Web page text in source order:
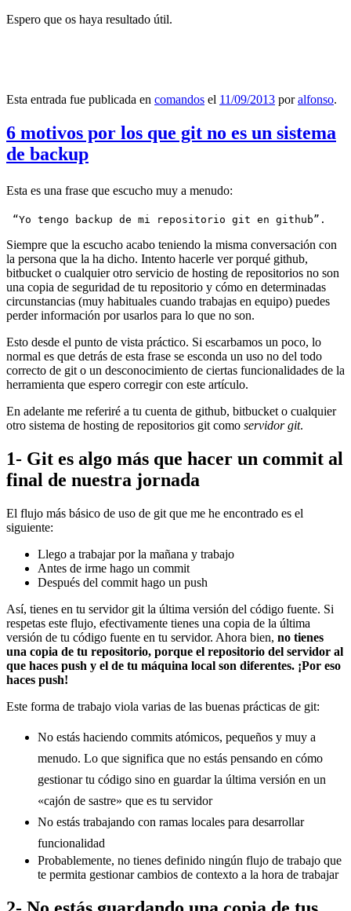
Espero que os haya resultado útil.
Esta entrada fue publicada en comandos el 11/09/2013 poralfonso.
6 motivos por los que git no es un sistema
de backup
Esta es una frase que escucho muy a menudo:
“Yo tengo backup de mi repositorio git en github”.
Siempre que la escucho acabo teniendo la misma conversación con
la persona que la ha dicho. Intento hacerle ver porqué github,
bitbucket o cualquier otro servicio de hosting de repositorios no son
una copia de seguridad de tu repositorio y cómo en determinadas
circunstancias (muy habituales cuando trabajas en equipo) puedes
perder información por usarlos para lo que no son.
Esto desde el punto de vista práctico. Si escarbamos un poco, lo
normal es que detrás de esta frase se esconda un uso no del todo
correcto de git o un desconocimiento de ciertas funcionalidades de la
herramienta que espero corregir con este artículo.
En adelante me referiré a tu cuenta de github, bitbucket o cualquier
otro sistema de hosting de repositorios git como servidor git.
1- Git es algo más que hacer un commit al
final de nuestra jornada
El flujo más básico de uso de git que me he encontrado es el
siguiente:
Llego a trabajar por la mañana y trabajo
Antes de irme hago un commit
Después del commit hago un push
Así, tienes en tu servidor git la última versión del código fuente. Si
respetas este flujo, efectivamente tienes una copia de la última
versión de tu código fuente en tu servidor. Ahora bien, no tienes
una copia de tu repositorio, porque el repositorio del servidor al
que haces push y el de tu máquina local son diferentes. ¡Por eso
haces push!
Este forma de trabajo viola varias de las buenas prácticas de git:
No estás haciendo commits atómicos, pequeños y muy a
menudo. Lo que significa que no estás pensando en cómo
gestionar tu código sino en guardar la última versión en un
«cajón de sastre» que es tu servidor
No estás trabajando con ramas locales para desarrollar
funcionalidad
Probablemente, no tienes definido ningún flujo de trabajo que
te permita gestionar cambios de contexto a la hora de trabajar